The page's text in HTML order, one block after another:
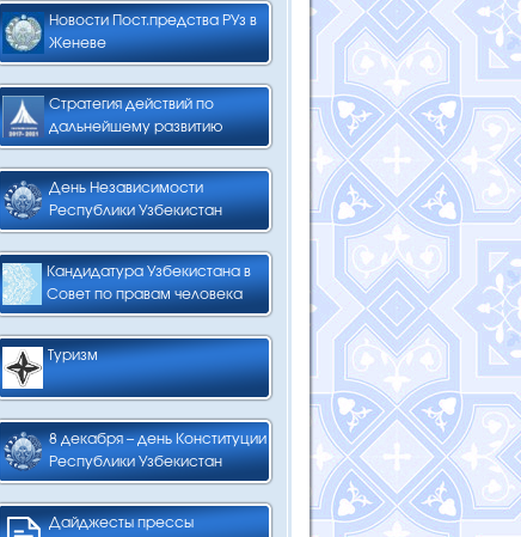
Новости Пост.предства РУз в
Женеве
Стратегия действий по
дальнейшему развитию
День Независимости
Республики Узбекистан
Кандидатура Узбекистана в
Совет по правам человека
Туризм
8 декабря – день Конституции
Республики Узбекистан
Дайджесты прессы